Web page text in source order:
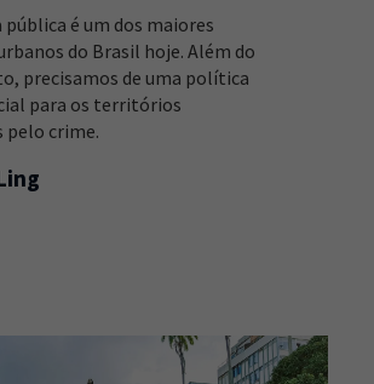
pública é um dos maiores
do Brasil hoje. Além do
precisamos de uma política
para os territórios
crime.